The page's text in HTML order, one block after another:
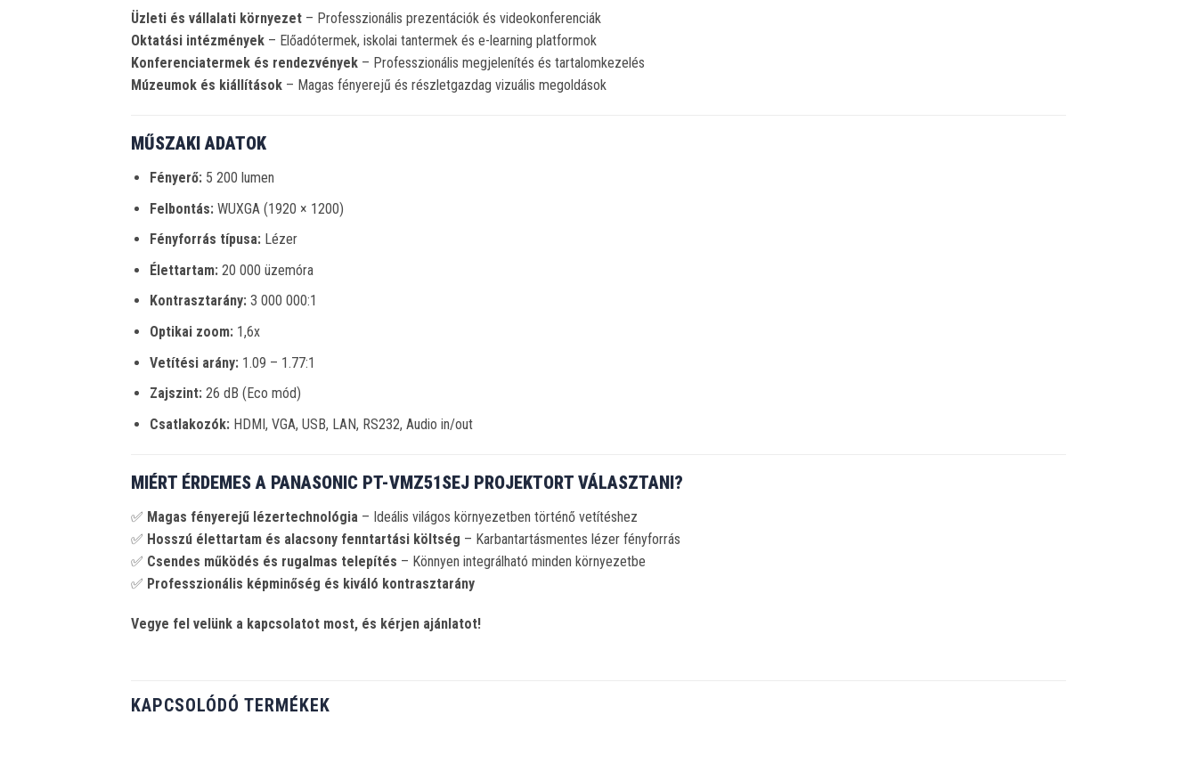
Üzleti és vállalati környezet – Professzionális prezentációk és videokonferenciák
Oktatási intézmények – Előadótermek, iskolai tantermek és e-learning platformok
Konferenciatermek és rendezvények – Professzionális megjelenítés és tartalomkezelés
Múzeumok és kiállítások – Magas fényerejű és részletgazdag vizuális megoldások
MŰSZAKI ADATOK
Fényerő:5 200 lumen
Felbontás:WUXGA (1920 × 1200)
Fényforrás típusa:Lézer
Élettartam:20 000 üzemóra
Kontrasztarány:3 000 000:1
Optikai zoom:1,6x
Vetítési arány:1.09 – 1.77:1
Zajszint:26 dB (Eco mód)
Csatlakozók:HDMI, VGA, USB, LAN, RS232, Audio in/out
MIÉRT ÉRDEMES A PANASONIC PT-VMZ51SEJ PROJEKTORT VÁLASZTANI?
✅ Magas fényerejű lézertechnológia – Ideális világos környezetben történő vetítéshez
✅ Hosszú élettartam és alacsony fenntartási költség – Karbantartásmentes lézer fényforrás
✅ Csendes működés és rugalmas telepítés – Könnyen integrálható minden környezetbe
✅ Professzionális képminőség és kiváló kontrasztarány
Vegye fel velünk a kapcsolatot most, és kérjen ajánlatot!
KAPCSOLÓDÓ TERMÉKEK